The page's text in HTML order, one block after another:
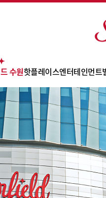
수원
소개
내
안내
설
길
내
핫플레이스
트레이더스 홀세일 클럽
신세계 팩토리 스토어
아우디
한샘
일렉트로마트
토이킹덤
엔터테인먼트
콩코드
스몹
메가박스
영풍문고
챔피언 더 블랙벨트
펀시티
별